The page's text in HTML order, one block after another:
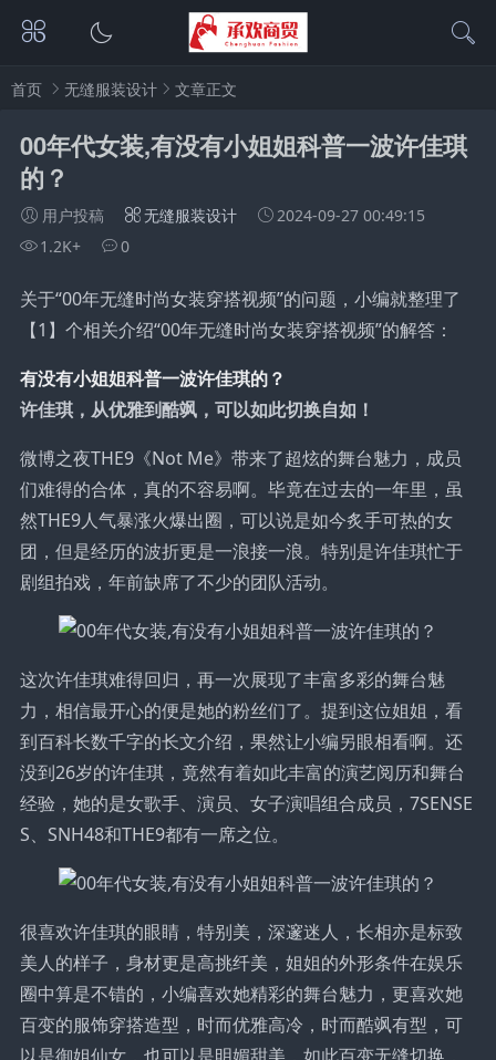
首页 无缝服装设计 文章正文
00年代女装,有没有小姐姐科普一波许佳琪
的？
用户投稿 无缝服装设计
2024-09-27 00:49:15
1.2K+
0
关于“00年无缝时尚女装穿搭视频”的问题，小编就整理了
【1】个相关介绍“00年无缝时尚女装穿搭视频”的解答：
有没有小姐姐科普一波许佳琪的？
许佳琪，从优雅到酷飒，可以如此切换自如！
微博之夜THE9《Not Me》带来了超炫的舞台魅力，成员
们难得的合体，真的不容易啊。毕竟在过去的一年里，虽
然THE9人气暴涨火爆出圈，可以说是如今炙手可热的女
团，但是经历的波折更是一浪接一浪。特别是许佳琪忙于
剧组拍戏，年前缺席了不少的团队活动。
这次许佳琪难得回归，再一次展现了丰富多彩的舞台魅
力，相信最开心的便是她的粉丝们了。提到这位姐姐，看
到百科长数千字的长文介绍，果然让小编另眼相看啊。还
没到26岁的许佳琪，竟然有着如此丰富的演艺阅历和舞台
经验，她的是女歌手、演员、女子演唱组合成员，7SENSE
S、SNH48和THE9都有一席之位。
很喜欢许佳琪的眼睛，特别美，深邃迷人，长相亦是标致
美人的样子，身材更是高挑纤美，姐姐的外形条件在娱乐
圈中算是不错的，小编喜欢她精彩的舞台魅力，更喜欢她
百变的服饰穿搭造型，时而优雅高冷，时而酷飒有型，可